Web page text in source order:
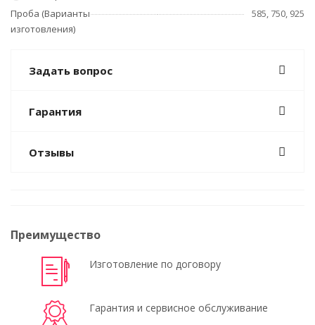
Проба (Варианты
изготовления)
585, 750, 925
Задать вопрос
Гарантия
Отзывы
Преимущество
Изготовление по договору
Гарантия и сервисное обслуживание